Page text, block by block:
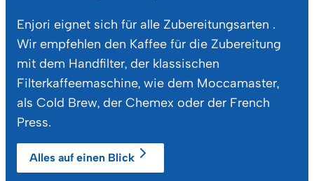
Enjori eignet sich für alle Zubereitungsarten .
Wir empfehlen den Kaffee für die Zubereitung
mit dem Handfilter, der klassischen
Filterkaffeemaschine, wie dem Moccamaster,
als Cold Brew, der Chemex oder der French
Press.
Alles auf einen Blick